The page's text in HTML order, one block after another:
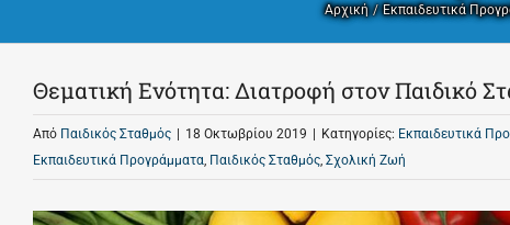
Αρχική Εκπαιδευτικά
Θεματική Ενότητα: Διατροφή στον Παιδικό
Από Παιδικός Σταθμός 18 Οκτωβρίου 2019 Κατηγορίες: Εκπαιδευτικά
Εκπαιδευτικά Προγράμματα, Παιδικός Σταθμός, Σχολική Ζωή